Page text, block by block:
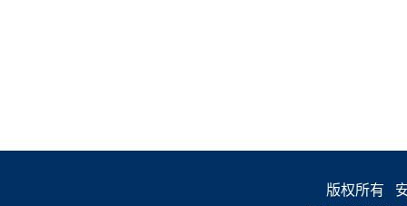
版权所有